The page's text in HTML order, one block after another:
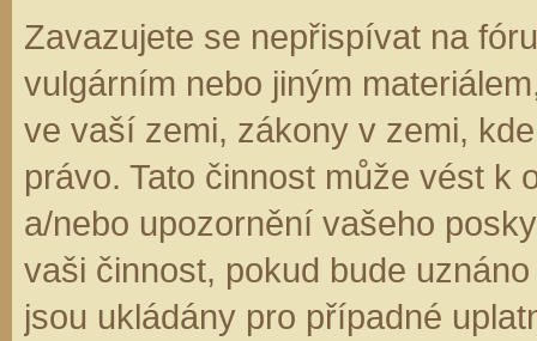
Zavazujete se nepřispívat na
vulgárním nebo jiným
ve vaší zemi, zákony v zemi,
právo. Tato činnost může vést k
a/nebo upozornění vašeho
vaši činnost, pokud bude
jsou ukládány pro případné